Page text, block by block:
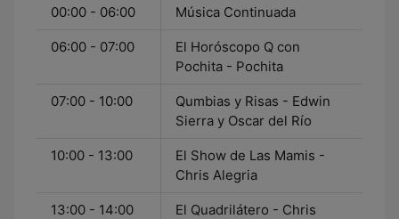
00:00 - 06:00 Música Continuada
06:00 - 07:00
El Horóscopo Q con
Pochita - Pochita
07:00 - 10:00
Qumbias y Risas - Edwin
Sierra y Oscar del Río
10:00 - 13:00
El Show de Las Mamis -
Chris Alegria
13:00 - 14:00
El Quadrilátero - Chris